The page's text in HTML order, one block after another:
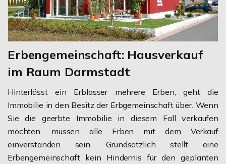
Erbengemeinschaft: Hausverkauf
im Raum Darmstadt
Hinterlässt ein Erblasser mehrere Erben, geht die
Immobilie in den Besitz der Erbgemeinschaft über. Wenn
Sie die geerbte Immobilie in diesem Fall verkaufen
möchten, müssen alle Erben mit dem Verkauf
einverstanden sein. Grundsätzlich stellt eine
Erbengemeinschaft kein Hindernis für den geplanten